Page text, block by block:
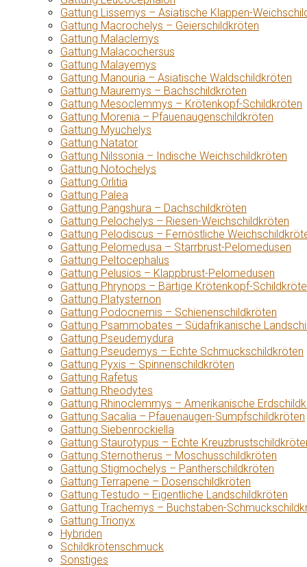
Gattung Lissemys – Asiatische Klappen-
Gattung Macrochelys – Geierschildkröten
Gattung Malaclemys
Gattung Malacochersus
Gattung Malayemys
Gattung Manouria – Asiatische Waldschildkröten
Gattung Mauremys – Bachschildkröten
Gattung Mesoclemmys – Krötenkopf-Schildkröten
Gattung Morenia – Pfauenaugenschildkröten
Gattung Myuchelys
Gattung Natator
Gattung Nilssonia – Indische Weichschildkröten
Gattung Notochelys
Gattung Orlitia
Gattung Palea
Gattung Pangshura – Dachschildkröten
Gattung Pelochelys – Riesen-Weichschildkröten
Gattung Pelodiscus – Fernöstliche
Gattung Pelomedusa – Starrbrust-Pelomedusen
Gattung Peltocephalus
Gattung Pelusios – Klappbrust-Pelomedusen
Gattung Phrynops – Bärtige Krötenkopf-
Gattung Platysternon
Gattung Podocnemis – Schienenschildkröten
Gattung Psammobates – Südafrikanische
Gattung Pseudemydura
Gattung Pseudemys – Echte Schmuckschildkröten
Gattung Pyxis – Spinnenschildkröten
Gattung Rafetus
Gattung Rheodytes
Gattung Rhinoclemmys – Amerikanische
Gattung Sacalia – Pfauenaugen-Sumpfschildkröten
Gattung Siebenrockiella
Gattung Staurotypus – Echte
Gattung Sternotherus – Moschusschildkröten
Gattung Stigmochelys – Pantherschildkröten
Gattung Terrapene – Dosenschildkröten
Gattung Testudo – Eigentliche Landschildkröten
Gattung Trachemys – Buchstaben-
Gattung Trionyx
Hybriden
Schildkrötenschmuck
Sonstiges